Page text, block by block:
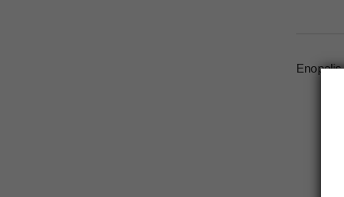
Enopolis